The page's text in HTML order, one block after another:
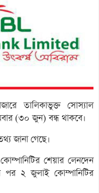
তালিকাভুক্ত সোস্যাল
(৩০ জুন) বন্ধ থাকবে।
জানা গেছে।
শেয়ার লেনদেন
পর ২ জুলাই কোম্পানিটির